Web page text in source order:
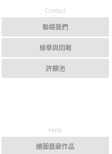
Contact
聯絡我們
檢舉與回報
許願池
Help
繪圖藝廊作品